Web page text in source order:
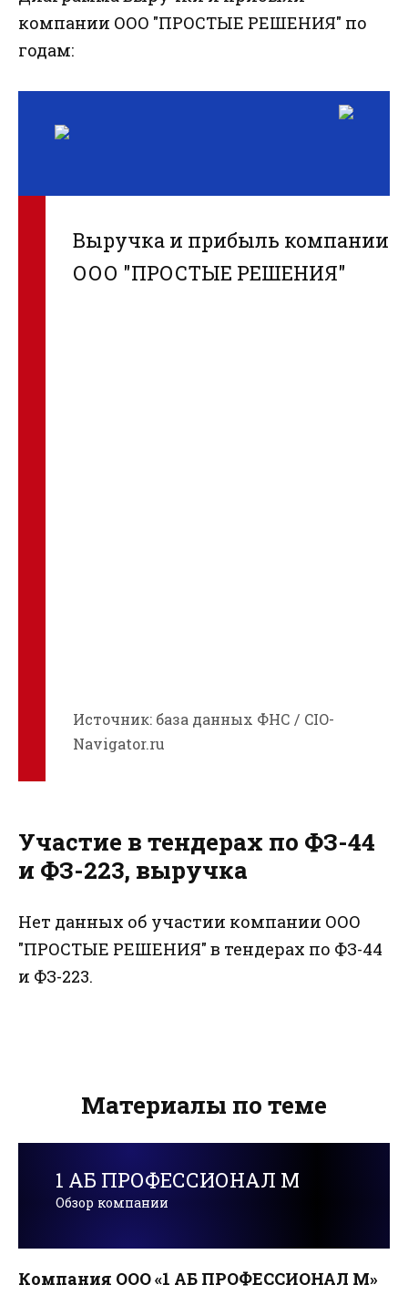
компании ООО "ПРОСТЫЕ РЕШЕНИЯ" по
годам:
Выручка и прибыль компании
ООО "ПРОСТЫЕ РЕШЕНИЯ"
Источник: база данных ФНС / CIO-
Navigator.ru
Участие в тендерах по ФЗ-44
и ФЗ-223, выручка
Нет данных об участии компании ООО
"ПРОСТЫЕ РЕШЕНИЯ" в тендерах по ФЗ-44
и ФЗ-223.
Материалы по теме
1 АБ ПРОФЕССИОНАЛ М
Обзор компании
Компания ООО «1 АБ ПРОФЕССИОНАЛ М»